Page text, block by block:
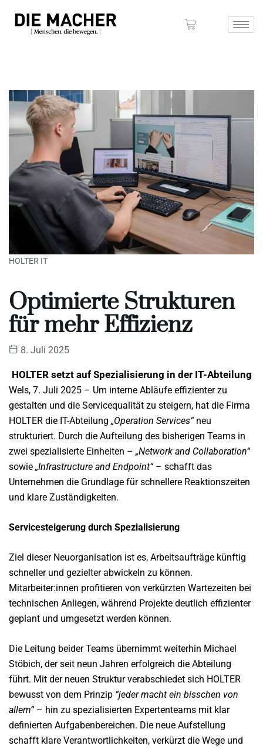
HOLTER IT
Optimierte Strukturen
für mehr Effizienz
8. Juli 2025
HOLTER setzt auf Spezialisierung in der IT-Abteilung
Wels, 7. Juli 2025 – Um interne Abläufe effizienter zu
gestalten und die Servicequalität zu steigern, hat die Firma
HOLTER die IT-Abteilung „Operation Services“neu
strukturiert. Durch die Aufteilung des bisherigen Teams in
zwei spezialisierte Einheiten – „Network and Collaboration“
sowie „Infrastructure and Endpoint“– schafft das
Unternehmen die Grundlage für schnellere Reaktionszeiten
und klare Zuständigkeiten.
Servicesteigerung durch Spezialisierung
Ziel dieser Neuorganisation ist es, Arbeitsaufträge künftig
schneller und gezielter abwickeln zu können.
Mitarbeiter:innen profitieren von verkürzten Wartezeiten bei
technischen Anliegen, während Projekte deutlich effizienter
geplant und umgesetzt werden können.
Die Leitung beider Teams übernimmt weiterhin Michael
Stöbich, der seit neun Jahren erfolgreich die Abteilung
führt. Mit der neuen Struktur verabschiedet sich HOLTER
bewusst von dem Prinzip “jeder macht ein bisschen von
allem”– hin zu spezialisierten Expertenteams mit klar
definierten Aufgabenbereichen. Die neue Aufstellung
schafft klare Verantwortlichkeiten, verkürzt die Wege und